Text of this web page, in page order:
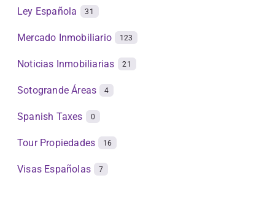
Ley Española 31
Mercado Inmobiliario 123
Noticias Inmobiliarias 21
Sotogrande Áreas 4
Spanish Taxes 0
Tour Propiedades 16
Visas Españolas 7